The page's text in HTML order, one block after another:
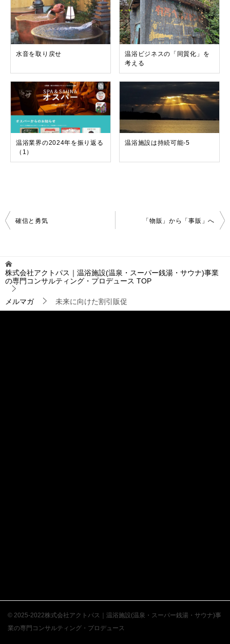
水音を取り戻せ
温浴ビジネスの「同質化」を
考える
温浴業界の2024年を振り返る
（1）
温浴施設は持続可能-5
投
稿
ゲ
ー
シ
ョ
ン
確信と勇気 「物販」から「事販」へ
株式会社アクトパス｜温浴施設(温泉・スーパー銭湯・サウナ)事業
の専門コンサルティング・プロデュース TOP
メルマガ 未来に向けた割引販促
© 2025-2022株式会社アクトパス｜温浴施設(温泉・スーパー銭湯・サウナ)事
業の専門コンサルティング・プロデュース